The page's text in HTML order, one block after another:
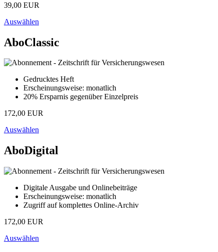
39,00 EUR
Auswählen
AboClassic
Gedrucktes Heft
Erscheinungsweise: monatlich
20% Ersparnis gegenüber Einzelpreis
172,00 EUR
Auswählen
AboDigital
Digitale Ausgabe und Onlinebeiträge
Erscheinungsweise: monatlich
Zugriff auf komplettes Online-Archiv
172,00 EUR
Auswählen